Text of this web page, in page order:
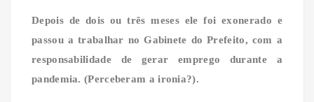
Depois de dois ou três meses ele foi exonerado e
passou a trabalhar no Gabinete do Prefeito, com a
responsabilidade de gerar emprego durante a
pandemia. (Perceberam a ironia?).